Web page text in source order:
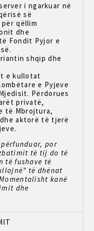
i ngarkuar në
së
qëllim
dhe
Fondit Pyjor e
shqip dhe
e kullotat
e Pyjeve
Përdorues
privatë,
të Mbrojtura,
aktorë të tjerë
por
të tij do të
të fushave të
të dhënat
kanë
dhe